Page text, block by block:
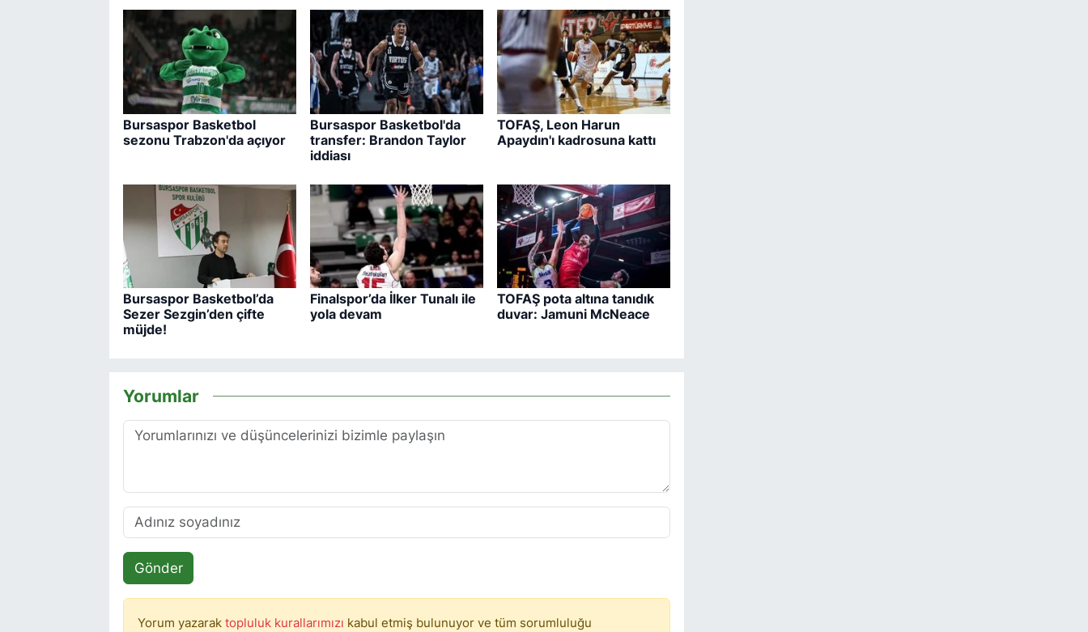
Bursaspor Basketbol
sezonu Trabzon'da açıyor
Bursaspor Basketbol'da
transfer: Brandon Taylor
iddiası
TOFAŞ, Leon Harun
Apaydın'ı kadrosuna kattı
Bursaspor Basketbol’da
Sezer Sezgin’den çifte
müjde!
Finalspor’da İlker Tunalı ile
yola devam
TOFAŞ pota altına tanıdık
duvar: Jamuni McNeace
Yorumlar
Gönder
Yorum yazarak topluluk kurallarımızı kabul etmiş bulunuyor ve tüm sorumluluğu